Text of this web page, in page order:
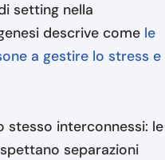
setting nella
descrive come le
a gestire lo stress e
interconnessi: le
separazioni